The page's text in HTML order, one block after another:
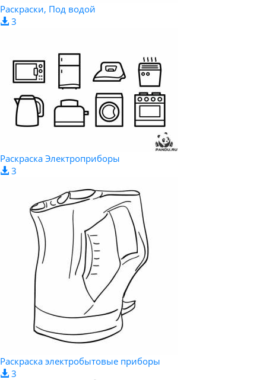
Раскраски, Под водой
3
Раскраска Электроприборы
3
Раскраска электробытовые приборы
3